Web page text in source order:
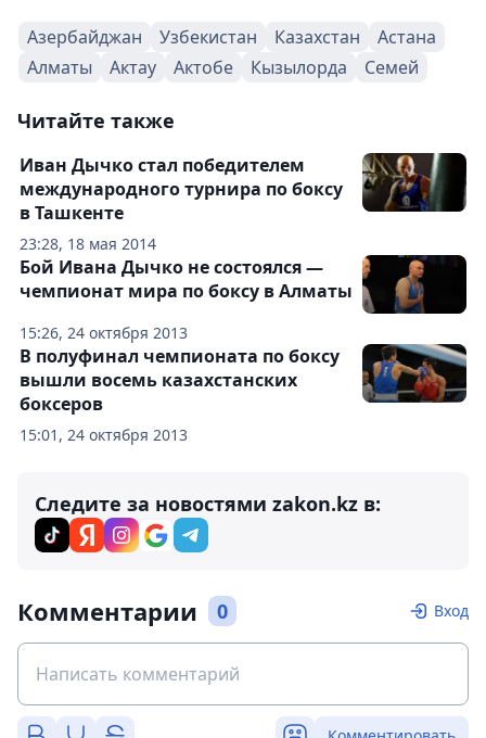
Азербайджан Узбекистан Казахстан
Астана
Алматы
Актау Актобе Кызылорда Семей
Читайте также
23:28, 18 мая 2014
Иван Дычко стал победителем
международного турнира по боксу
в Ташкенте
15:26, 24 октября 2013
Бой Ивана Дычко не состоялся —
чемпионат мира по боксу в Алматы
15:01, 24 октября 2013
В полуфинал чемпионата по боксу
вышли восемь казахстанских
боксеров
Следите за новостями zakon.kz в:
Комментарии 0 Вход